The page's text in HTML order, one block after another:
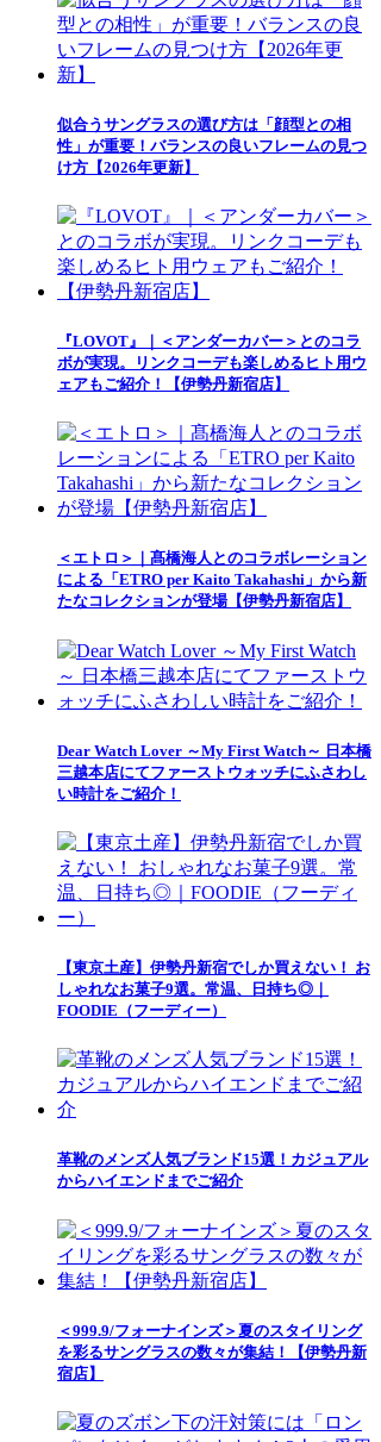
似合うサングラスの選び方は「顔型との相
性」が重要！バランスの良いフレームの見つ
け方【2026年更新】
『LOVOT』｜＜アンダーカバー＞とのコラ
ボが実現。リンクコーデも楽しめるヒト用ウ
ェアもご紹介！【伊勢丹新宿店】
＜エトロ＞｜髙橋海人とのコラボレーション
による「ETRO per Kaito Takahashi」から新
たなコレクションが登場【伊勢丹新宿店】
Dear Watch Lover ～My First Watch～ 日本橋
三越本店にてファーストウォッチにふさわし
い時計をご紹介！
【東京土産】伊勢丹新宿でしか買えない！ お
しゃれなお菓子9選。常温、日持ち◎｜
FOODIE（フーディー）
革靴のメンズ人気ブランド15選！カジュアル
からハイエンドまでご紹介
＜999.9/フォーナインズ＞夏のスタイリング
を彩るサングラスの数々が集結！【伊勢丹新
宿店】